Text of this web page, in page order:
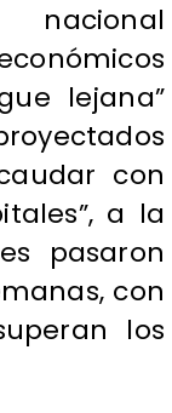
lejana”
con
a la
pasaron
con
los